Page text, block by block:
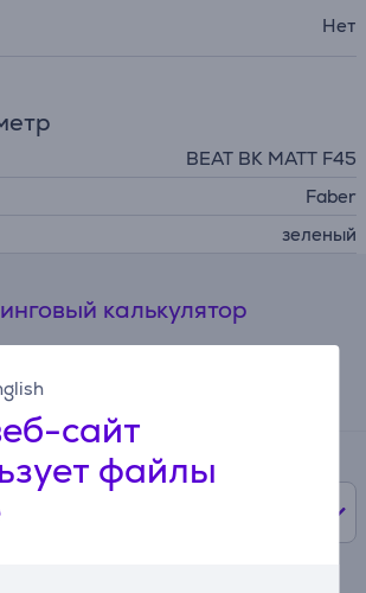
сайт
файлы
Нет
BEAT BK MATT F45
Faber
зеленый
калькулятор